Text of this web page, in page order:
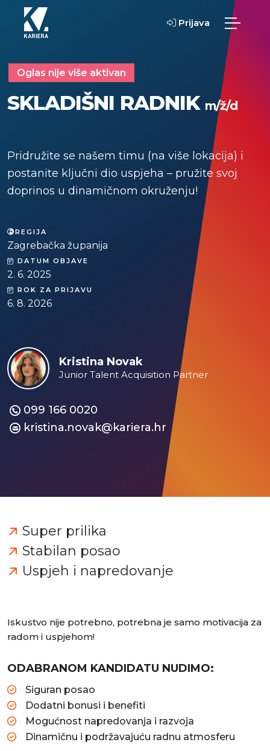
Prijava
Oglas nije više aktivan
SKLADIŠNI RADNIK m/ž/d
Pridružite se našem timu (na više lokacija) i
postanite ključni dio uspjeha – pružite svoj
doprinos u dinamičnom okruženju!
REGIJA
Zagrebačka županija
DATUM OBJAVE
2. 6. 2025
ROK ZA PRIJAVU
6. 8. 2026
Kristina Novak
Junior Talent Acquisition Partner
099 166 0020
kristina.novak@kariera.hr
Super prilika
Stabilan posao
Uspjeh i napredovanje
Iskustvo nije potrebno, potrebna je samo motivacija za
radom i uspjehom!
ODABRANOM KANDIDATU NUDIMO:
Siguran posao
Dodatni bonusi i benefiti
Mogućnost napredovanja i razvoja
Dinamičnu i podržavajuću radnu atmosferu